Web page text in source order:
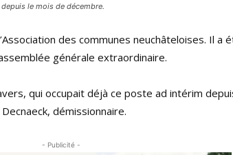
le mois de décembre.
des communes neuchâteloises. Il a
générale extraordinaire.
qui occupait déjà ce poste ad intérim
démissionnaire.
- Publicité -